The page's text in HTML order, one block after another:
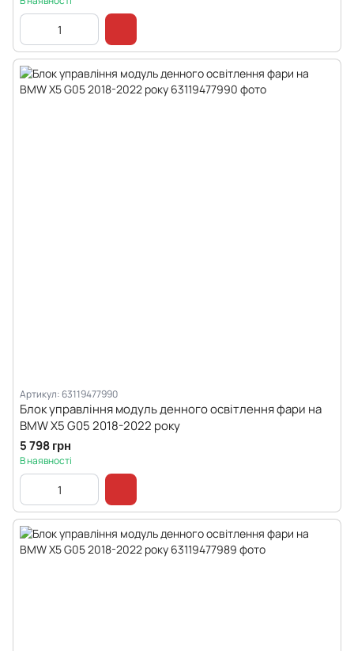
Артикул: 63119477990
Блок управління модуль денного освітлення фари на
BMW X5 G05 2018-2022 року
5 798 грн
В наявності